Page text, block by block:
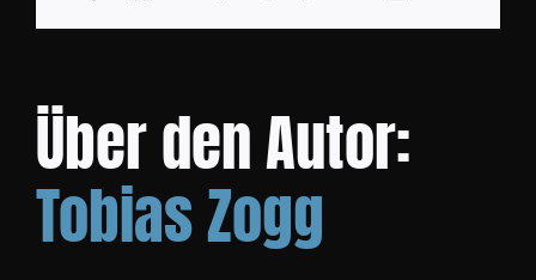
SHOP
KONTAKT
Über den Autor:
Tobias Zogg